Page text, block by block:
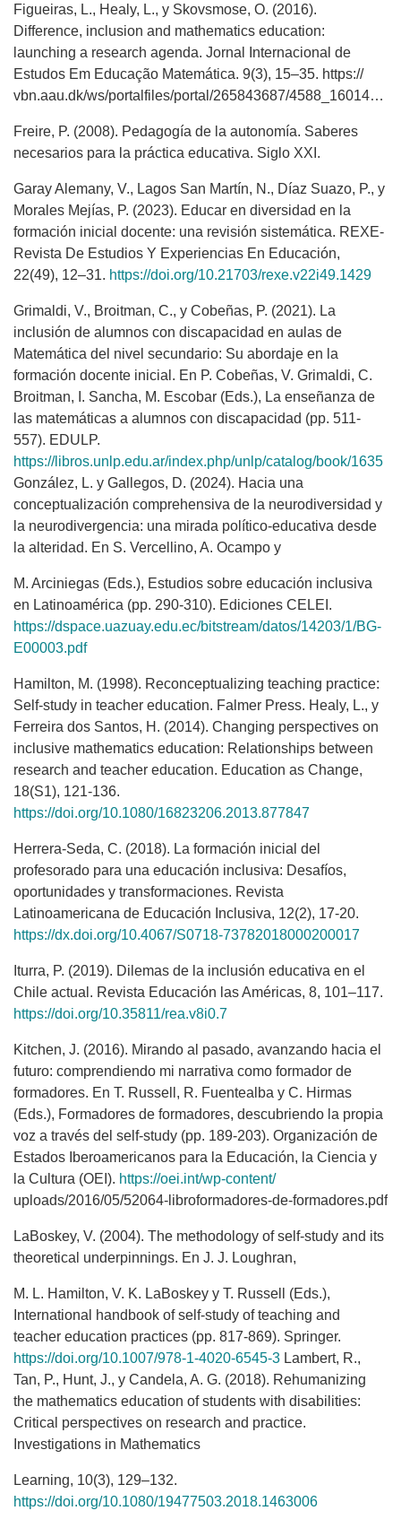
Figueiras, L., Healy, L., y Skovsmose, O. (2016).
Difference, inclusion and mathematics education:
launching a research agenda. Jornal Internacional de
Estudos Em Educação Matemática. 9(3), 15–35. https://
vbn.aau.dk/ws/portalfiles/portal/265843687/4588_16014_1_PB.pdf
Freire, P. (2008). Pedagogía de la autonomía. Saberes
necesarios para la práctica educativa. Siglo XXI.
Garay Alemany, V., Lagos San Martín, N., Díaz Suazo, P., y
Morales Mejías, P. (2023). Educar en diversidad en la
formación inicial docente: una revisión sistemática. REXE-
Revista De Estudios Y Experiencias En Educación,
22(49), 12–31. https://doi.org/10.21703/rexe.v22i49.1429
Grimaldi, V., Broitman, C., y Cobeñas, P. (2021). La
inclusión de alumnos con discapacidad en aulas de
Matemática del nivel secundario: Su abordaje en la
formación docente inicial. En P. Cobeñas, V. Grimaldi, C.
Broitman, I. Sancha, M. Escobar (Eds.), La enseñanza de
las matemáticas a alumnos con discapacidad (pp. 511-
557). EDULP.
https://libros.unlp.edu.ar/index.php/unlp/catalog/book/1635
González, L. y Gallegos, D. (2024). Hacia una
conceptualización comprehensiva de la neurodiversidad y
la neurodivergencia: una mirada político-educativa desde
la alteridad. En S. Vercellino, A. Ocampo y
M. Arciniegas (Eds.), Estudios sobre educación inclusiva
en Latinoamérica (pp. 290-310). Ediciones CELEI.
https://dspace.uazuay.edu.ec/bitstream/datos/14203/1/BG-
E00003.pdf
Hamilton, M. (1998). Reconceptualizing teaching practice:
Self-study in teacher education. Falmer Press. Healy, L., y
Ferreira dos Santos, H. (2014). Changing perspectives on
inclusive mathematics education: Relationships between
research and teacher education. Education as Change,
18(S1), 121-136.
https://doi.org/10.1080/16823206.2013.877847
Herrera-Seda, C. (2018). La formación inicial del
profesorado para una educación inclusiva: Desafíos,
oportunidades y transformaciones. Revista
Latinoamericana de Educación Inclusiva, 12(2), 17-20.
https://dx.doi.org/10.4067/S0718-73782018000200017
Iturra, P. (2019). Dilemas de la inclusión educativa en el
Chile actual. Revista Educación las Américas, 8, 101–117.
https://doi.org/10.35811/rea.v8i0.7
Kitchen, J. (2016). Mirando al pasado, avanzando hacia el
futuro: comprendiendo mi narrativa como formador de
formadores. En T. Russell, R. Fuentealba y C. Hirmas
(Eds.), Formadores de formadores, descubriendo la propia
voz a través del self-study (pp. 189-203). Organización de
Estados Iberoamericanos para la Educación, la Ciencia y
la Cultura (OEI). https://oei.int/wp-content/
uploads/2016/05/52064-libroformadores-de-formadores.pdf
LaBoskey, V. (2004). The methodology of self-study and its
theoretical underpinnings. En J. J. Loughran,
M. L. Hamilton, V. K. LaBoskey y T. Russell (Eds.),
International handbook of self-study of teaching and
teacher education practices (pp. 817-869). Springer.
https://doi.org/10.1007/978-1-4020-6545-3 Lambert, R.,
Tan, P., Hunt, J., y Candela, A. G. (2018). Rehumanizing
the mathematics education of students with disabilities:
Critical perspectives on research and practice.
Investigations in Mathematics
Learning, 10(3), 129–132.
https://doi.org/10.1080/19477503.2018.1463006